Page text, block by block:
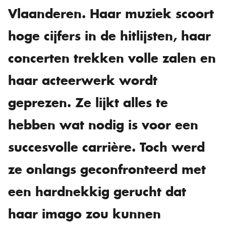
Vlaanderen. Haar muziek scoort
hoge cijfers in de hitlijsten, haar
concerten trekken volle zalen en
haar acteerwerk wordt
geprezen. Ze lijkt alles te
hebben wat nodig is voor een
succesvolle carrière. Toch werd
ze onlangs geconfronteerd met
een hardnekkig gerucht dat
haar imago zou kunnen